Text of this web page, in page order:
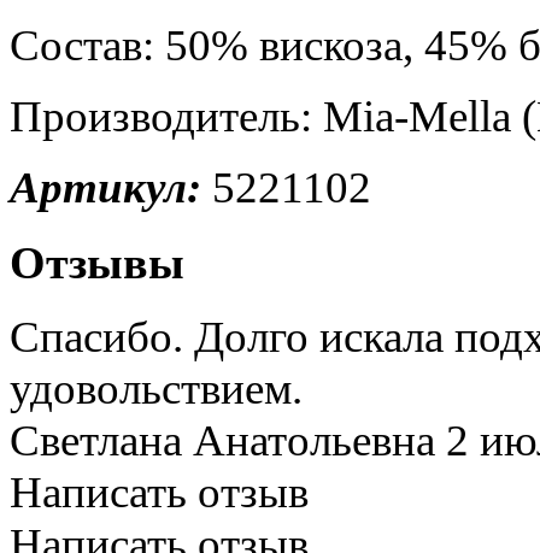
Состав: 50% вискоза, 45%
Производитель: Mia-Mella
Артикул: 5221102
Отзывы
Спасибо. Долго искала
удовольствием.
Светлана Анатольевна 2
Написать отзыв